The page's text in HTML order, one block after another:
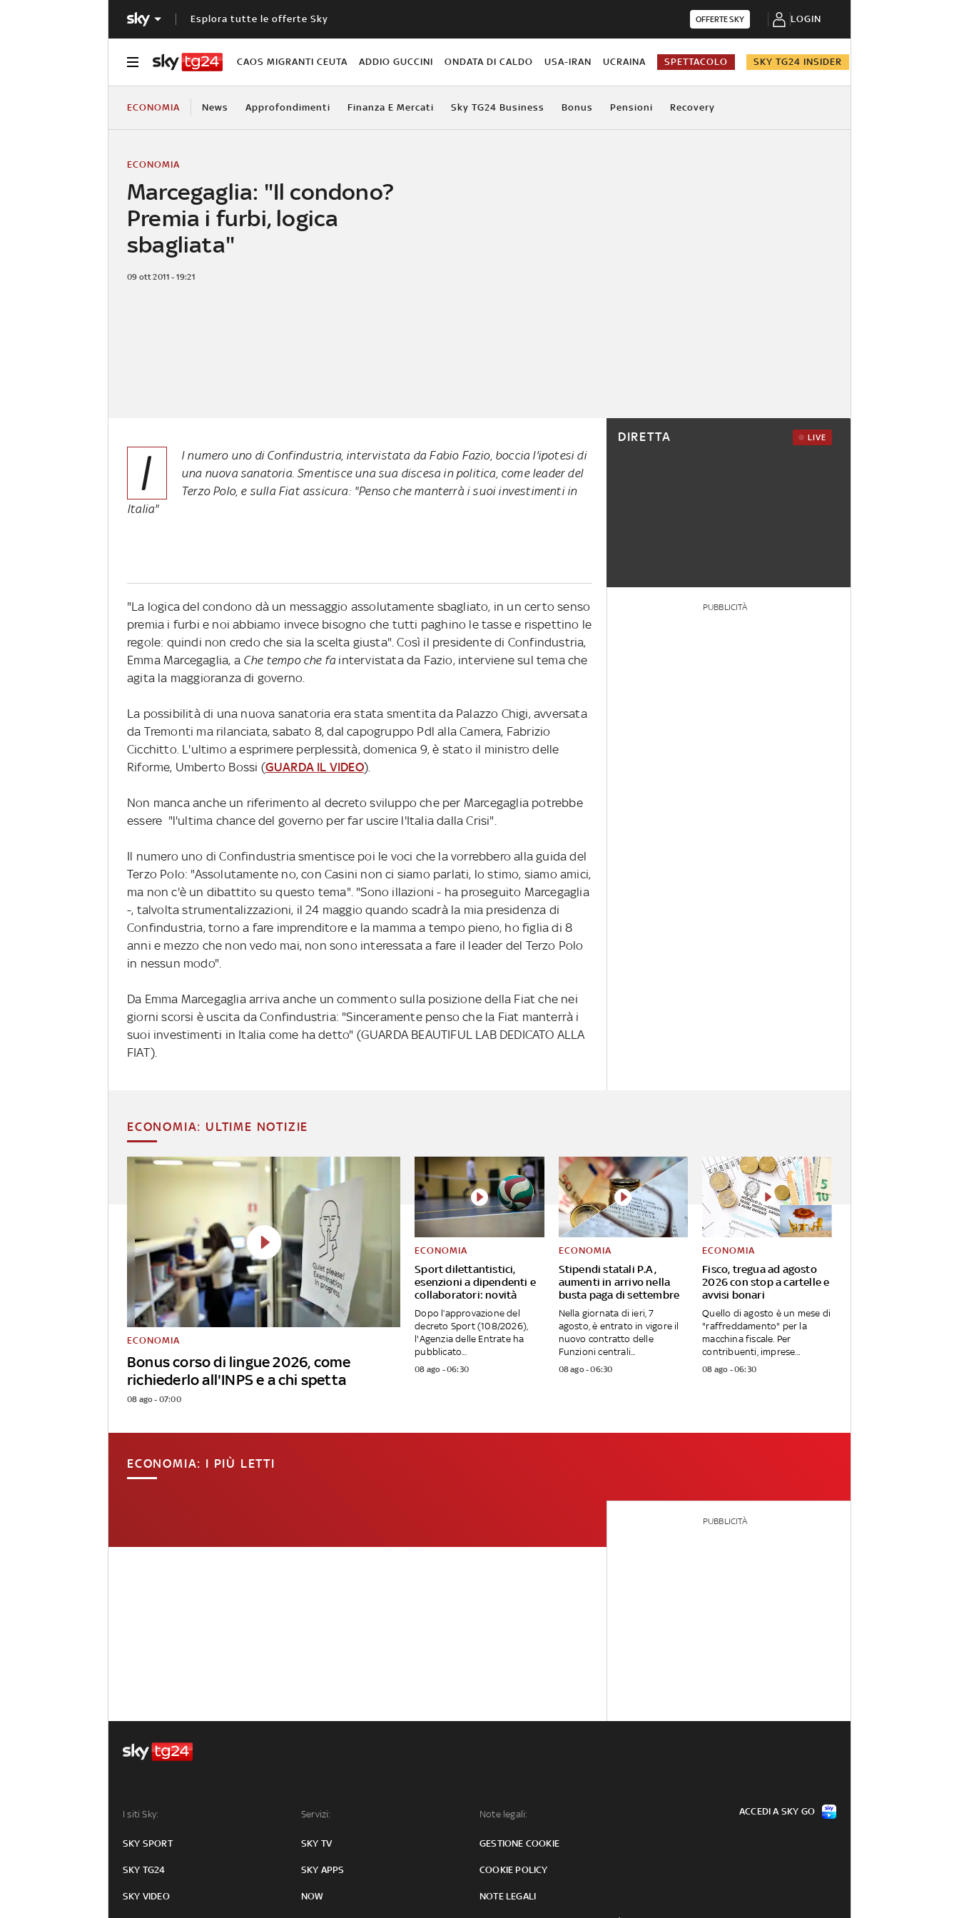
Esplora tutte le offerte Sky OFFERTE SKY LOGIN
CAOS MIGRANTI CEUTA ADDIO GUCCINI ONDATA DI CALDO USA-IRAN UCRAINA SPETTACOLO SKY TG24 INSIDER
ECONOMIA News Approfondimenti Finanza E Mercati Sky TG24 Business Bonus Pensioni Recovery
Marcegaglia: "Il condono?
Premia i furbi, logica
sbagliata"
ECONOMIA
09 ott 2011 - 19:21
I
l numero uno di Confindustria, intervistata da Fabio Fazio, boccia l'ipotesi di
una nuova sanatoria. Smentisce una sua discesa in politica, come leader del
Terzo Polo, e sulla Fiat assicura: "Penso che manterrà i suoi investimenti in
Italia"
"La logica del condono dà un messaggio assolutamente sbagliato, in un certo senso
premia i furbi e noi abbiamo invece bisogno che tutti paghino le tasse e rispettino le
regole: quindi non credo che sia la scelta giusta". Così il presidente di Confindustria,
Emma Marcegaglia, a Che tempo che faintervistata da Fazio, interviene sul tema che
agita la maggioranza di governo.
La possibilità di una nuova sanatoria era stata smentita da Palazzo Chigi, avversata
da Tremonti ma rilanciata, sabato 8, dal capogruppo Pdl alla Camera, Fabrizio
Cicchitto. L'ultimo a esprimere perplessità, domenica 9, è stato il ministro delle
Riforme, Umberto Bossi (GUARDA IL VIDEO).
Non manca anche un riferimento al decreto sviluppo che per Marcegaglia potrebbe
essere "l'ultima chance del governo per far uscire l'Italia dalla Crisi".
Il numero uno di Confindustria smentisce poi le voci che la vorrebbero alla guida del
Terzo Polo: "Assolutamente no, con Casini non ci siamo parlati, lo stimo, siamo amici,
ma non c'è un dibattito su questo tema". "Sono illazioni - ha proseguito Marcegaglia
-, talvolta strumentalizzazioni, il 24 maggio quando scadrà la mia presidenza di
Confindustria, torno a fare imprenditore e la mamma a tempo pieno, ho figlia di 8
anni e mezzo che non vedo mai, non sono interessata a fare il leader del Terzo Polo
in nessun modo".
Da Emma Marcegaglia arriva anche un commento sulla posizione della Fiat che nei
giorni scorsi è uscita da Confindustria: "Sinceramente penso che la Fiat manterrà i
suoi investimenti in Italia come ha detto" (GUARDA BEAUTIFUL LAB DEDICATO ALLA
FIAT).
DIRETTA LIVE
PUBBLICITÀ
ECONOMIA: ULTIME NOTIZIE
Bonus corso di lingue 2026, come
richiederlo all'INPS e a chi spetta
ECONOMIA
08 ago - 07:00
Sport dilettantistici,
esenzioni a dipendenti e
collaboratori: novità
ECONOMIA
Dopo l’approvazione del
decreto Sport (108/2026),
l'Agenzia delle Entrate ha
pubblicato...
08 ago - 06:30
Stipendi statali P.A,
aumenti in arrivo nella
busta paga di settembre
ECONOMIA
Nella giornata di ieri, 7
agosto, è entrato in vigore il
nuovo contratto delle
Funzioni centrali...
08 ago - 06:30
Fisco, tregua ad agosto
2026 con stop a cartelle e
avvisi bonari
ECONOMIA
Quello di agosto è un mese di
"raffreddamento" per la
macchina fiscale. Per
contribuenti, imprese...
08 ago - 06:30
ECONOMIA: I PIÙ LETTI
PUBBLICITÀ
I siti Sky:
SKY SPORT
SKY TG24
SKY VIDEO
Servizi:
SKY TV
SKY APPS
NOW
Note legali:
GESTIONE COOKIE
COOKIE POLICY
NOTE LEGALI
ACCEDI A SKY GO